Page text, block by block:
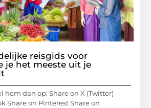
reisgids voor
je het meeste uit je
hem dan op: Share on X (Twitter)
Share on Pinterest Share on